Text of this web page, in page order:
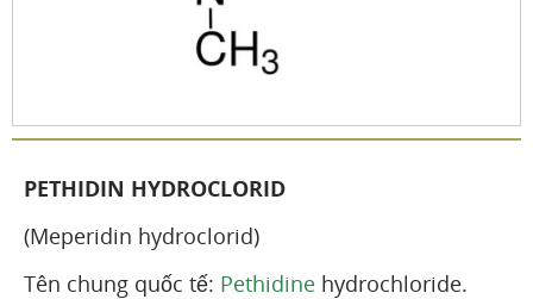
PETHIDIN HYDROCLORID
(Meperidin hydroclorid)
Tên chung quốc tế: Pethidine hydrochloride.